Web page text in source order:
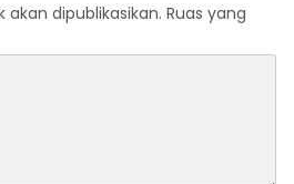
dipublikasikan. Ruas yang